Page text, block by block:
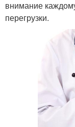
внимание
перегрузки.